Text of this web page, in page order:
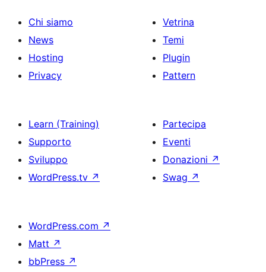
Chi siamo
News
Hosting
Privacy
Vetrina
Temi
Plugin
Pattern
Learn (Training)
Supporto
Sviluppo
WordPress.tv ↗
Partecipa
Eventi
Donazioni ↗
Swag ↗
WordPress.com ↗
Matt ↗
bbPress ↗